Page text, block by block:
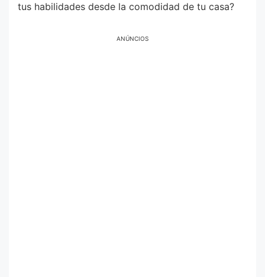
tus habilidades desde la comodidad de tu casa?
ANÚNCIOS